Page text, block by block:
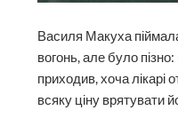
Василя Макуха
вогонь, але було
приходив, хоча лікарі
всяку ціну врятувати